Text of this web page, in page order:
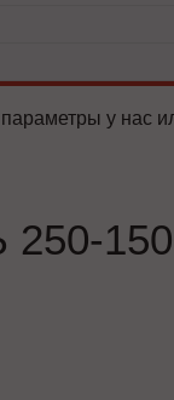
у нас
150